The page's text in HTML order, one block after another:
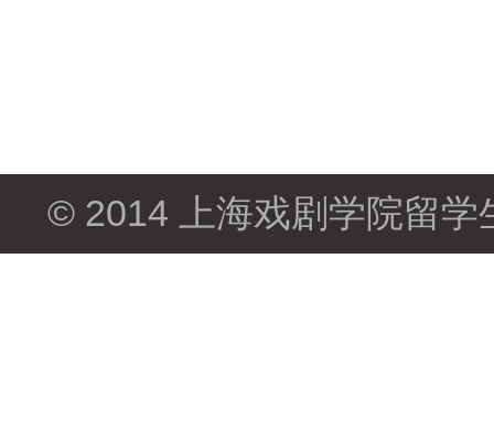
© 2014 上海戏剧学院留学